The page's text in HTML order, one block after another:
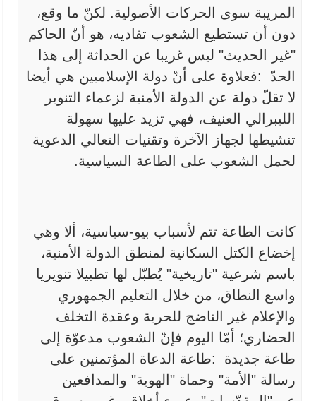
المريبة سوى الحركات الأصولية. لكنّ ما وقع،
دون أن تستطيع الشعوب تفاديه، هو أنّ الحاكم
"غير الحديث" ليس غريبا عن الحداثة إلى هذا
الحدّ
:فعلاوة على أنّ دولة الإسلاميين هي أيضا
لا تقلّ دولة عن الدولة الأمنية لزعماء التنوير
الليبرالي العنيف، فهي تزيد عليها سهولة
تنشيطها لجهاز
الآخرة وتقنيات التعالي الدعوية
لحمل الشعوب على الطاعة السياسية.
كانت الطاعة تتم لأسباب بيو-سياسية، ألا وهي
إخضاع الكتل
السكانية لمنطق الدولة الأمنية،
باسم شرعية "تاريخية" يُطبّل لها تطبيلا تنويريا
واسع النطاق، من خلال التعليم الجمهوري
والإعلام غير الناضج للحرية وعقدة التخلف
الحضاري؛ أمّا اليوم فإنّ الشعوب مدعوّة إلى
طاعة جديدة
:طاعة الدعاة المؤتمنين على
رسالة "الأمة" وحماة "الهوية" والمدافعين